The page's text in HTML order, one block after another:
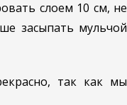
слоем 10 см, не
засыпать мульчой
так как мы